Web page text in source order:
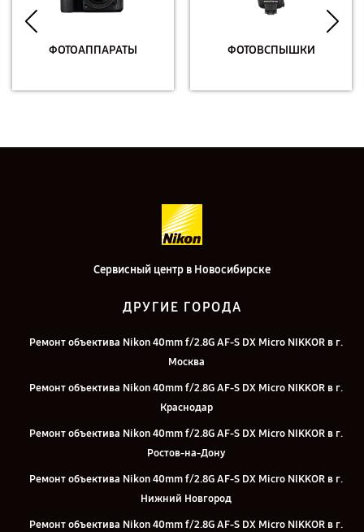
ФОТОАППАРАТЫ ФОТОВСПЫШКИ
Сервисный центр в Новосибирске
ДРУГИЕ ГОРОДА
Ремонт объектива Nikon 40mm f/2.8G AF-S DX Micro NIKKOR в г.
Москва
Ремонт объектива Nikon 40mm f/2.8G AF-S DX Micro NIKKOR в г.
Краснодар
Ремонт объектива Nikon 40mm f/2.8G AF-S DX Micro NIKKOR в г.
Ростов-на-Дону
Ремонт объектива Nikon 40mm f/2.8G AF-S DX Micro NIKKOR в г.
Нижний Новгород
Ремонт объектива Nikon 40mm f/2.8G AF-S DX Micro NIKKOR в г.